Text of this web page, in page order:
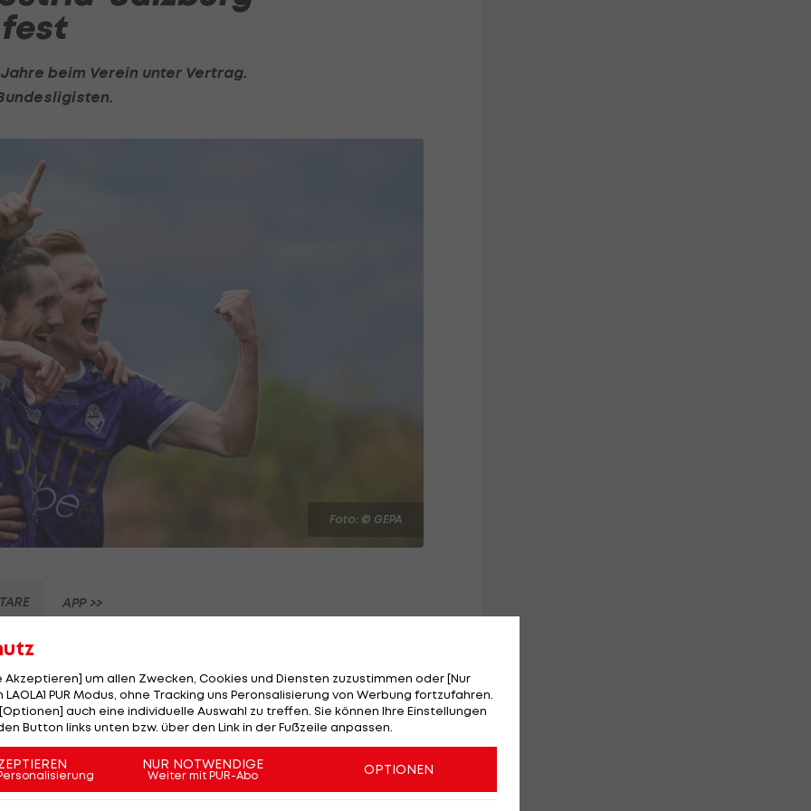
beim Verein unter Vertrag.
Foto: © GEPA
APP >>
Sommer nach ingesamt 17 Jahren verlassen!
wenigen Tagen offiziell bekannt (Alle Infos >>>).
er zum Verein und durchlief fortan sämtliche
nicht nur Teil der sportlichen Entwicklung, sondern
oben, inklusive des Aufstiegs in LigaZwa in der
Akzeptieren] um allen Zwecken, Cookies und Diensten zuzustimmen oder [Nur
PUR Modus, ohne Tracking uns Peronsalisierung von Werbung fortzufahren.
auch eine individuelle Auswahl zu treffen. Sie können Ihre Einstellungen
Button links unten bzw. über den Link in der Fußzeile anpassen.
NUR NOTWENDIGE
Weiter mit PUR-Abo OPTIONEN